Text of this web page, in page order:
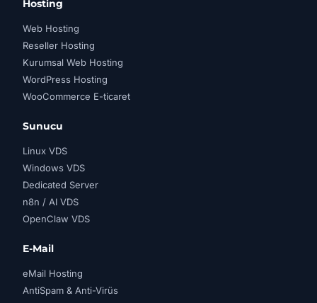
Hosting
Web Hosting
Reseller Hosting
Kurumsal Web Hosting
WordPress Hosting
WooCommerce E-ticaret
Sunucu
Linux VDS
Windows VDS
Dedicated Server
n8n / AI VDS
OpenClaw VDS
E-Mail
eMail Hosting
AntiSpam & Anti-Virüs